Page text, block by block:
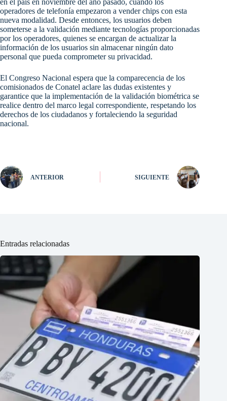
operadores de telefonía empezaron a vender chips con esta
nueva modalidad. Desde entonces, los usuarios deben
someterse a la validación mediante tecnologías proporcionadas
por los operadores, quienes se encargan de actualizar la
información de los usuarios sin almacenar ningún dato
personal que pueda comprometer su privacidad.
El Congreso Nacional espera que la comparecencia de los
comisionados de Conatel aclare las dudas existentes y
garantice que la implementación de la validación biométrica se
realice dentro del marco legal correspondiente, respetando los
derechos de los ciudadanos y fortaleciendo la seguridad
nacional.
ANTERIOR SIGUIENTE
Entradas relacionadas